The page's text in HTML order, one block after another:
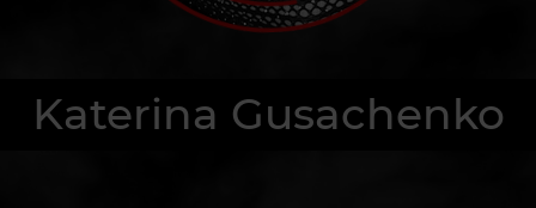
Katerina Gusachenko